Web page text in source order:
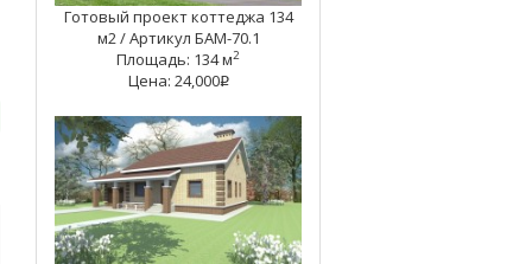
Готовый проект коттеджа 134
м2 / Артикул БAM-70.1
Площадь: 134 м2
Цена: 24,000q